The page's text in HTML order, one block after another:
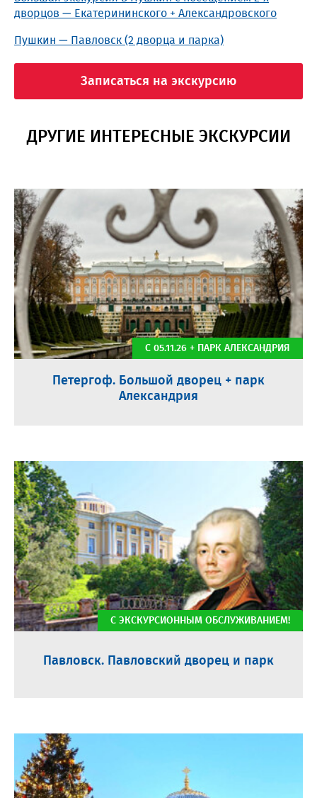
дворцов — Екатерининского + Александровского
Пушкин — Павловск (2 дворца и парка)
Записаться на экскурсию
ДРУГИЕ ИНТЕРЕСНЫЕ ЭКСКУРСИИ
Петергоф. Большой дворец + парк
Александрия
С 05.11.26 + ПАРК АЛЕКСАНДРИЯ
Павловск. Павловский дворец и парк
С ЭКСКУРСИОННЫМ ОБСЛУЖИВАНИЕМ!